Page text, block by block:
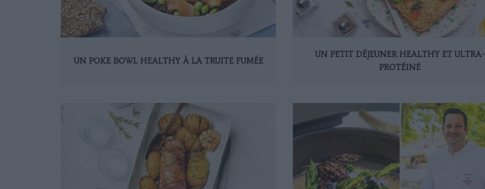
UN POKE BOWL HEALTHY À LA TRUITE FUMÉE
UN PETIT DÉJEUNER HEALTHY ET ULTRA-
PROTÉINÉ